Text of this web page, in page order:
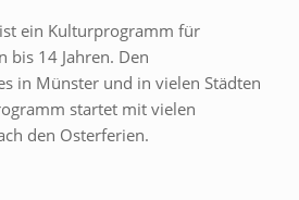
ein Kulturprogramm für
bis 14 Jahren. Den
in Münster und in vielen Städten
startet mit vielen
den Osterferien.